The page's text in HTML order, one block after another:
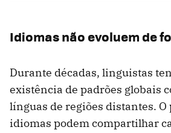
Idiomas não evoluem de
Durante décadas, linguistas
existência de padrões globais
línguas de regiões distantes. O
idiomas podem compartilhar